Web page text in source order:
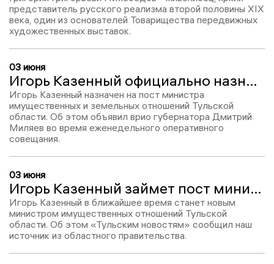
представитель русского реализма второй половины XIX
века, один из основателей Товарищества передвижных
художественных выставок.
03 июня
Игорь Казенный официально назначен министром имущественных дел Тульской области
Игорь Казенный назначен на пост министра
имущественных и земельных отношений Тульской
области. Об этом объявил врио губернатора Дмитрий
Миляев во время еженедельного оперативного
совещания.
03 июня
Игорь Казенный займет пост министра имущественных отношений Тульской области
Игорь Казенный в ближайшее время станет новым
министром имущественных отношений Тульской
области. Об этом «Тульским новостям» сообщил наш
источник из областного правительства.